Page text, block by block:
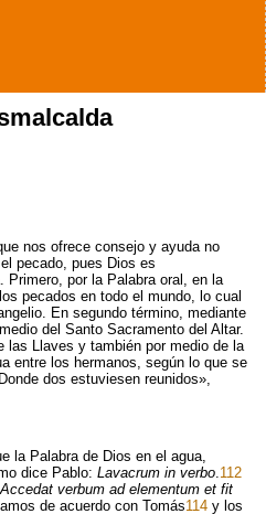
nos ofrece consejo y ayuda no
pecado, pues Dios es
Primero, por la Palabra oral, en la
pecados en todo el mundo, lo cual
En segundo término, mediante
del Santo Sacramento del Altar.
las Llaves y también por medio de la
entre los hermanos, según lo que se
dos estuviesen reunidos»,
la Palabra de Dios en el agua,
dice Pablo: Lavacrum in verbo.112
Accedat verbum ad elementum et fit
de acuerdo con Tomás114 y los